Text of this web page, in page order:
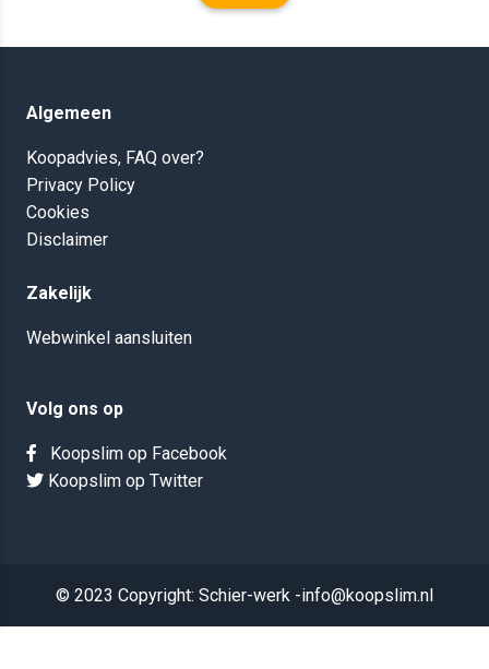
Algemeen
Koopadvies, FAQ over?
Privacy Policy
Cookies
Disclaimer
Zakelijk
Webwinkel aansluiten
Volg ons op
Koopslim op Facebook
Koopslim op Twitter
© 2023 Copyright: Schier-werk -info@koopslim.nl